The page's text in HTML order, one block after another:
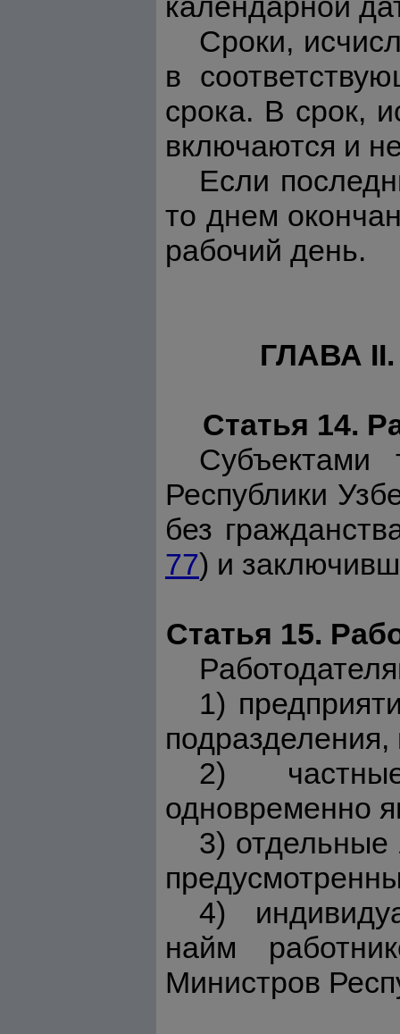
Сроки,
в
срока. В срок,
включаются и
Если
то днем
рабочий день.
ГЛАВА
Статья 14.
Субъектами
Республики
без
77) и
Статья 15.
1)
2)
одновременно
3) отдельные
4)
найм
Министров